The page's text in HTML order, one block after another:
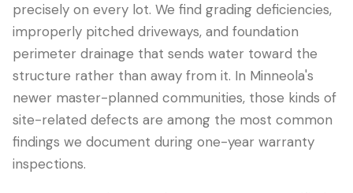
precisely on every lot. We find grading deficiencies,
improperly pitched driveways, and foundation
perimeter drainage that sends water toward the
structure rather than away from it. In Minneola's
newer master-planned communities, those kinds of
site-related defects are among the most common
findings we document during one-year warranty
inspections.